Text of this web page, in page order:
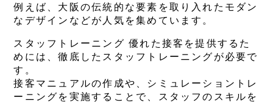
例えば、大阪の伝統的な要素を取り入れたモダン
なデザインなどが人気を集めています。
スタッフトレーニング 優れた接客を提供するた
めには、徹底したスタッフトレーニングが必要で
す。
接客マニュアルの作成や、シミュレーショントレ
ーニングを実施することで、スタッフのスキルを